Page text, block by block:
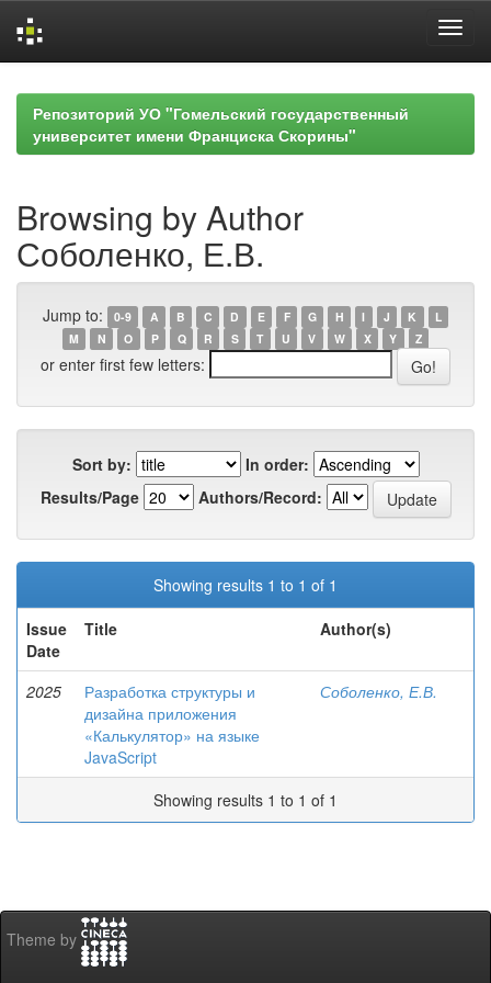
navigationРепозиторий УО "Гомельский государственный
университет имени Франциска Скорины"
Browsing by Author
Соболенко, Е.В.
Jump to: 0-9 A B C D E F G H I J K
L
M
N O P Q R S T U V W X Y Z
or enter first few letters:
Sort by:
In order:
Results/Page
Authors/Record:
Showing results 1 to 1 of 1
Issue
Date
Title Author(s)
2025
Разработка структуры и
дизайна приложения
«Калькулятор» на языке
JavaScript
Соболенко, Е.В.
Showing results 1 to 1 of 1
Theme by